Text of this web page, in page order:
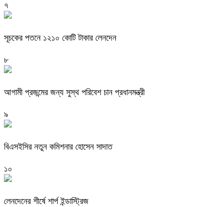
৭
সূচকের পতনে ১২১০ কোটি টাকার লেনদেন
৮
আগামী প্রজন্মের জন্য সুস্থ পরিবেশ চান প্রধানমন্ত্রী
৯
বিএসইসির নতুন কমিশনার হোসেন সাদাত
১০
লেনদেনের শীর্ষে শার্প ইন্ডাস্ট্রিজ